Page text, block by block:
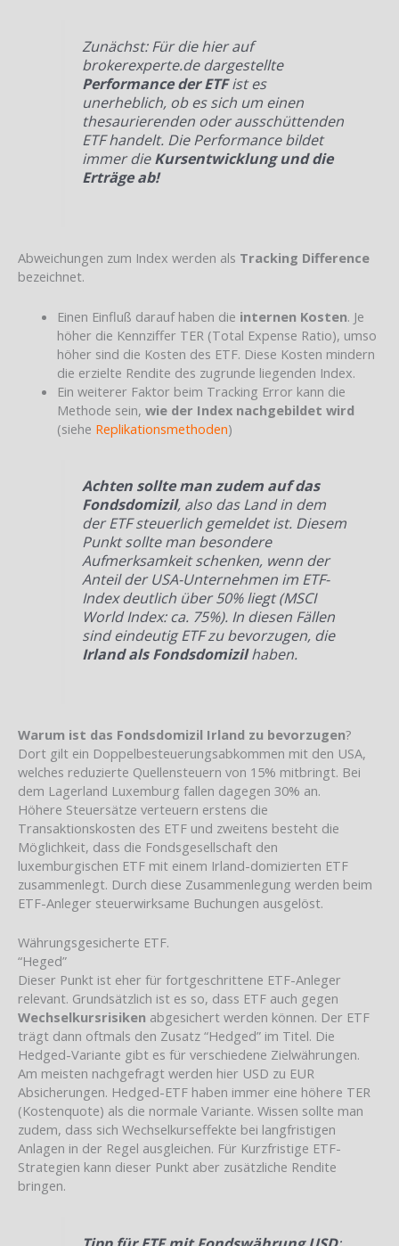
Zunächst: Für die hier auf
brokerexperte.de dargestellte
Performance der ETFist es
unerheblich, ob es sich um einen
thesaurierenden oder ausschüttenden
ETF handelt. Die Performance bildet
immer dieKursentwicklung und die
Erträge ab!
Abweichungen zum Index werden als Tracking Difference
bezeichnet.
Einen Einfluß darauf haben die internen Kosten. Je
höher die Kennziffer TER (Total Expense Ratio), umso
höher sind die Kosten des ETF. Diese Kosten mindern
die erzielte Rendite des zugrunde liegenden Index.
Ein weiterer Faktor beim Tracking Error kann die
Methode sein, wie der Index nachgebildet wird
(siehe Replikationsmethoden)
Achten sollte man zudem auf das
Fondsdomizil, also das Land in dem
der ETF steuerlich gemeldet ist. Diesem
Punkt sollte man besondere
Aufmerksamkeit schenken, wenn der
Anteil der USA-Unternehmen im ETF-
Index deutlich über 50% liegt (MSCI
World Index: ca. 75%). In diesen Fällen
sind eindeutig ETF zu bevorzugen, die
Irland als Fondsdomizilhaben.
Warum ist das Fondsdomizil Irland zu bevorzugen?
Dort gilt ein Doppelbesteuerungsabkommen mit den USA,
welches reduzierte Quellensteuern von 15% mitbringt. Bei
dem Lagerland Luxemburg fallen dagegen 30% an.
Höhere Steuersätze verteuern erstens die
Transaktionskosten des ETF und zweitens besteht die
Möglichkeit, dass die Fondsgesellschaft den
luxemburgischen ETF mit einem Irland-domizierten ETF
zusammenlegt. Durch diese Zusammenlegung werden beim
ETF-Anleger steuerwirksame Buchungen ausgelöst.
Währungsgesicherte ETF.
“Heged”
Dieser Punkt ist eher für fortgeschrittene ETF-Anleger
relevant. Grundsätzlich ist es so, dass ETF auch gegen
Wechselkursrisiken abgesichert werden können. Der ETF
trägt dann oftmals den Zusatz “Hedged” im Titel. Die
Hedged-Variante gibt es für verschiedene Zielwährungen.
Am meisten nachgefragt werden hier USD zu EUR
Absicherungen. Hedged-ETF haben immer eine höhere TER
(Kostenquote) als die normale Variante. Wissen sollte man
zudem, dass sich Wechselkurseffekte bei langfristigen
Anlagen in der Regel ausgleichen. Für Kurzfristige ETF-
Strategien kann dieser Punkt aber zusätzliche Rendite
bringen.